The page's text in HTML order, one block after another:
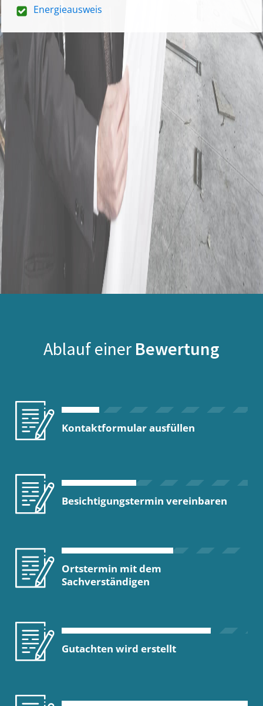
Energieausweis
Ablauf einer Bewertung
Kontaktformular ausfüllen
Besichtigungstermin vereinbaren
Ortstermin mit dem
Sachverständigen
Gutachten wird erstellt